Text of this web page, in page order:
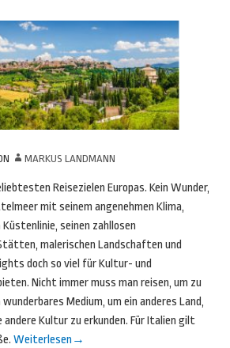
MARKUS LANDMANN
Reisezielen Europas. Kein Wunder,
mit seinem angenehmen Klima,
seinen zahllosen
malerischen Landschaften und
doch so viel für Kultur- und
Nicht immer muss man reisen, um zu
Medium, um ein anderes Land,
andere Kultur zu erkunden. Für Italien gilt
Weiterlesen →